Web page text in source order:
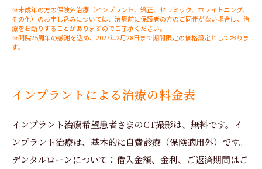
※未成年の方の保険外治療（インプラント、矯正、セラミック、ホワイトニング、
その他）のお申し込みについては、治療前に保護者の方のご同伴がない場合は、治
療をお断りすることがありますのでご了承ください。
※開院25周年の感謝を込め、2027年2月28日まで期間限定の価格設定としておりま
す。
インプラントによる治療の料金表
インプラント治療希望患者さまのCT撮影は、無料です。イ
ンプラント治療は、基本的に自費診療（保険適用外）です。
デンタルローンについて：借入金額、金利、ご返済期間はご